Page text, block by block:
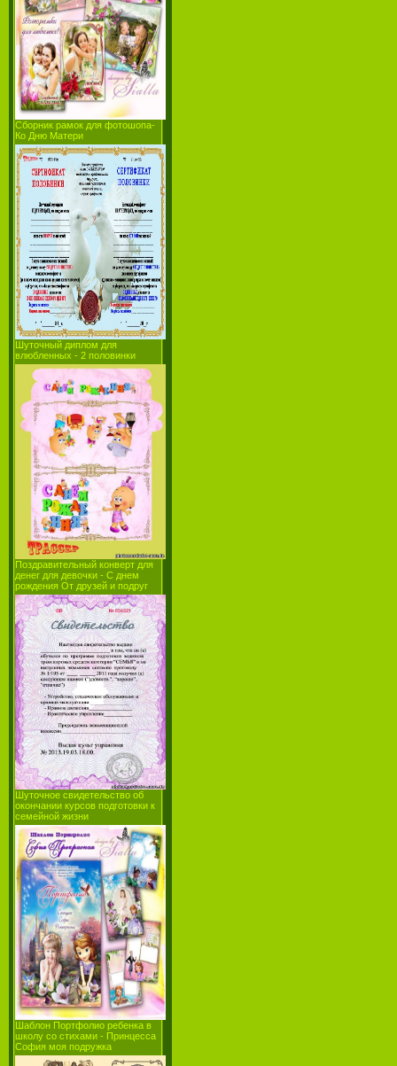
Сборник рамок для фотошопа-
Ко Дню Матери
Шуточный диплом для
влюбленных - 2 половинки
Поздравительный конверт для
денег для девочки - С днем
рождения От друзей и подруг
Шуточное свидетельство об
окончании курсов подготовки к
семейной жизни
Шаблон Портфолио ребенка в
школу со стихами - Принцесса
София моя подружка